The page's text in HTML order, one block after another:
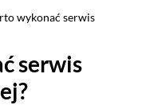
wykonać serwis
serwis